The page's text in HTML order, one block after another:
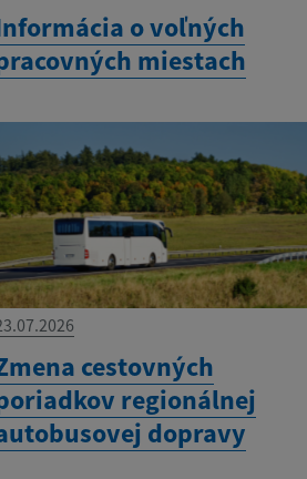
o voľných
miestach
cestovných
regionálnej
dopravy